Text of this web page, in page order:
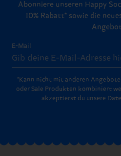
Abonniere unseren Happy
10% Rabatt* sowie die
E-Mail
*Kann nicht mit anderen
oder Sale Produkten kombiniert
akzeptierst du unsere